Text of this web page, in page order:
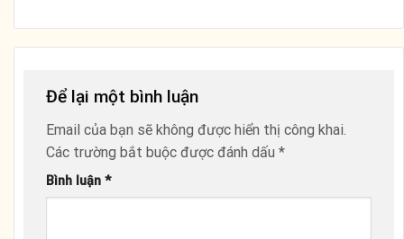
Để lại một bình luận
Email của bạn sẽ không được hiển thị công khai.
Các trường bắt buộc được đánh dấu *
Bình luận *